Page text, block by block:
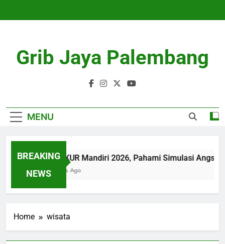
Grib Jaya Palembang
MENU
BREAKING
NEWS
Tabel KUR Mandiri 2026, Pahami Simulasi
4 Months Ago
Home wisata